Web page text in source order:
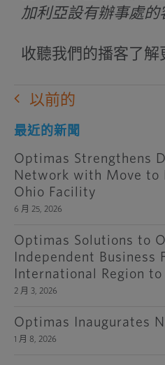
加利亞設有辦事處
收聽我們的播客了解
以前的
最近的新聞
Optimas Strengthens
Network with Move to
Ohio Facility
6 月 25, 2026
Optimas Solutions to
Independent Business
International Region to
2 月 3, 2026
Optimas Inaugurates
1 月 8, 2026